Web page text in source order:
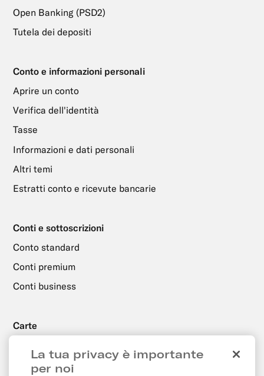
Open Banking (PSD2)
Tutela dei depositi
Conto e informazioni personali
Aprire un conto
Verifica dell'identità
Tasse
Informazioni e dati personali
Altri temi
Estratti conto e ricevute bancarie
Conti e sottoscrizioni
Conto standard
Conti premium
Conti business
Carte
Configurazione e utilizzo
La tua privacy è importante
per noi